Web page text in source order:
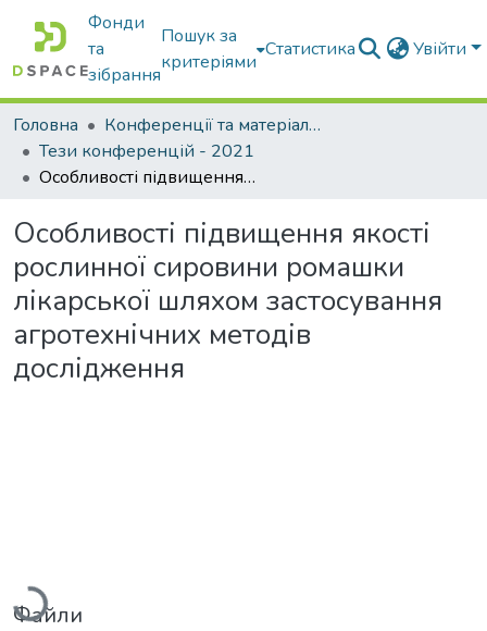
Фонди
та
зібрання
Пошук за
критеріями
Статистика Увійти
Головна
Конференції та матеріали конференцій
Тези конференцій - 2021
Особливості підвищення якості рослинної сировини ромашки лікарської шляхом застосування агротехнічних методів дослідження
Особливості підвищення якості
рослинної сировини ромашки
лікарської шляхом застосування
агротехнічних методів
дослідження
Вантажиться...
Файли